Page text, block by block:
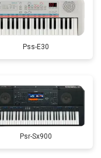
Pss-E30
Psr-Sx900